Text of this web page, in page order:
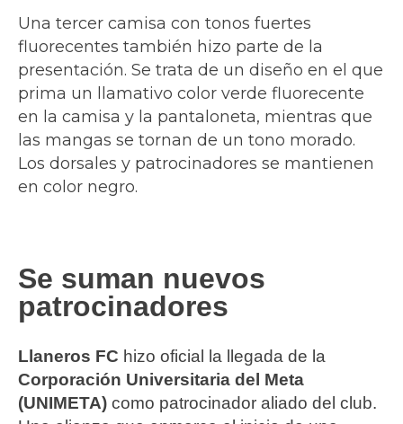
Una tercer camisa con tonos fuertes
fluorecentes también hizo parte de la
presentación. Se trata de un diseño en el que
prima un llamativo color verde fluorecente
en la camisa y la pantaloneta, mientras que
las mangas se tornan de un tono morado.
Los dorsales y patrocinadores se mantienen
en color negro.
Se suman nuevos
patrocinadores
Llaneros FC hizo oficial la llegada de la
Corporación Universitaria del Meta
(UNIMETA) como patrocinador aliado del club.